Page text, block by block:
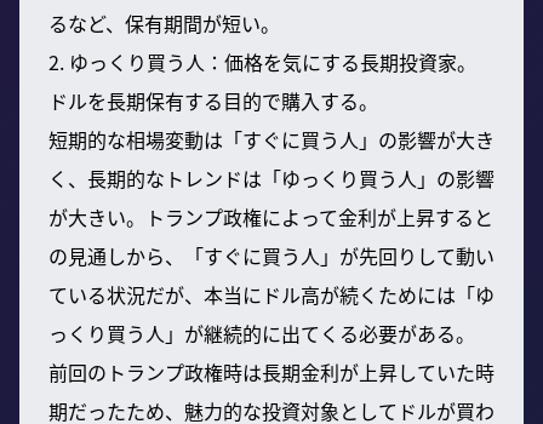
るなど、保有期間が短い。
2. ゆっくり買う人：価格を気にする長期投資家。
ドルを長期保有する目的で購入する。
短期的な相場変動は「すぐに買う人」の影響が大き
く、長期的なトレンドは「ゆっくり買う人」の影響
が大きい。トランプ政権によって金利が上昇すると
の見通しから、「すぐに買う人」が先回りして動い
ている状況だが、本当にドル高が続くためには「ゆ
っくり買う人」が継続的に出てくる必要がある。
前回のトランプ政権時は長期金利が上昇していた時
期だったため、魅力的な投資対象としてドルが買わ